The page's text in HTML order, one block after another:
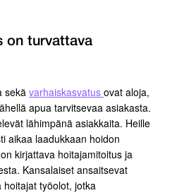
on turvattava
sekä varhaiskasvatus ovat aloja,
apua tarvitsevaa asiakasta.
lähimpänä asiakkaita. Heille
aikaa laadukkaan hoidon
kirjattava hoitajamitoitus ja
Kansalaiset ansaitsevat
hoitajat työolot, jotka